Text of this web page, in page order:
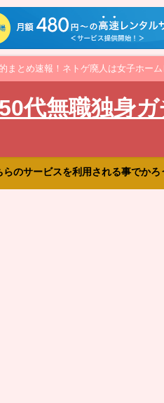
とめ速報！ネトゲ廃人は女子ホー
代無職独身
のサービスを利用される事でか